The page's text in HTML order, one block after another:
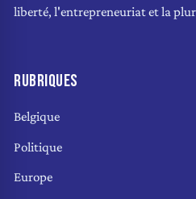
liberté, l'entrepreneuriat et la
RUBRIQUES
Belgique
Politique
Europe